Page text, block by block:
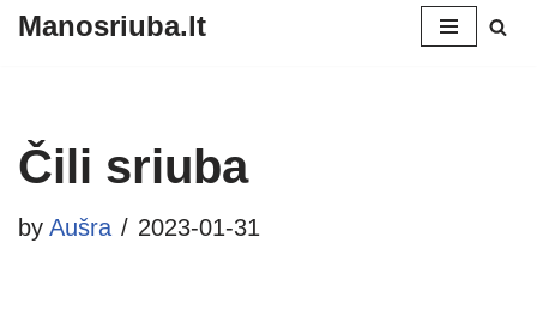
content
Manosriuba.lt
Čili sriuba
by Aušra 2023-01-31